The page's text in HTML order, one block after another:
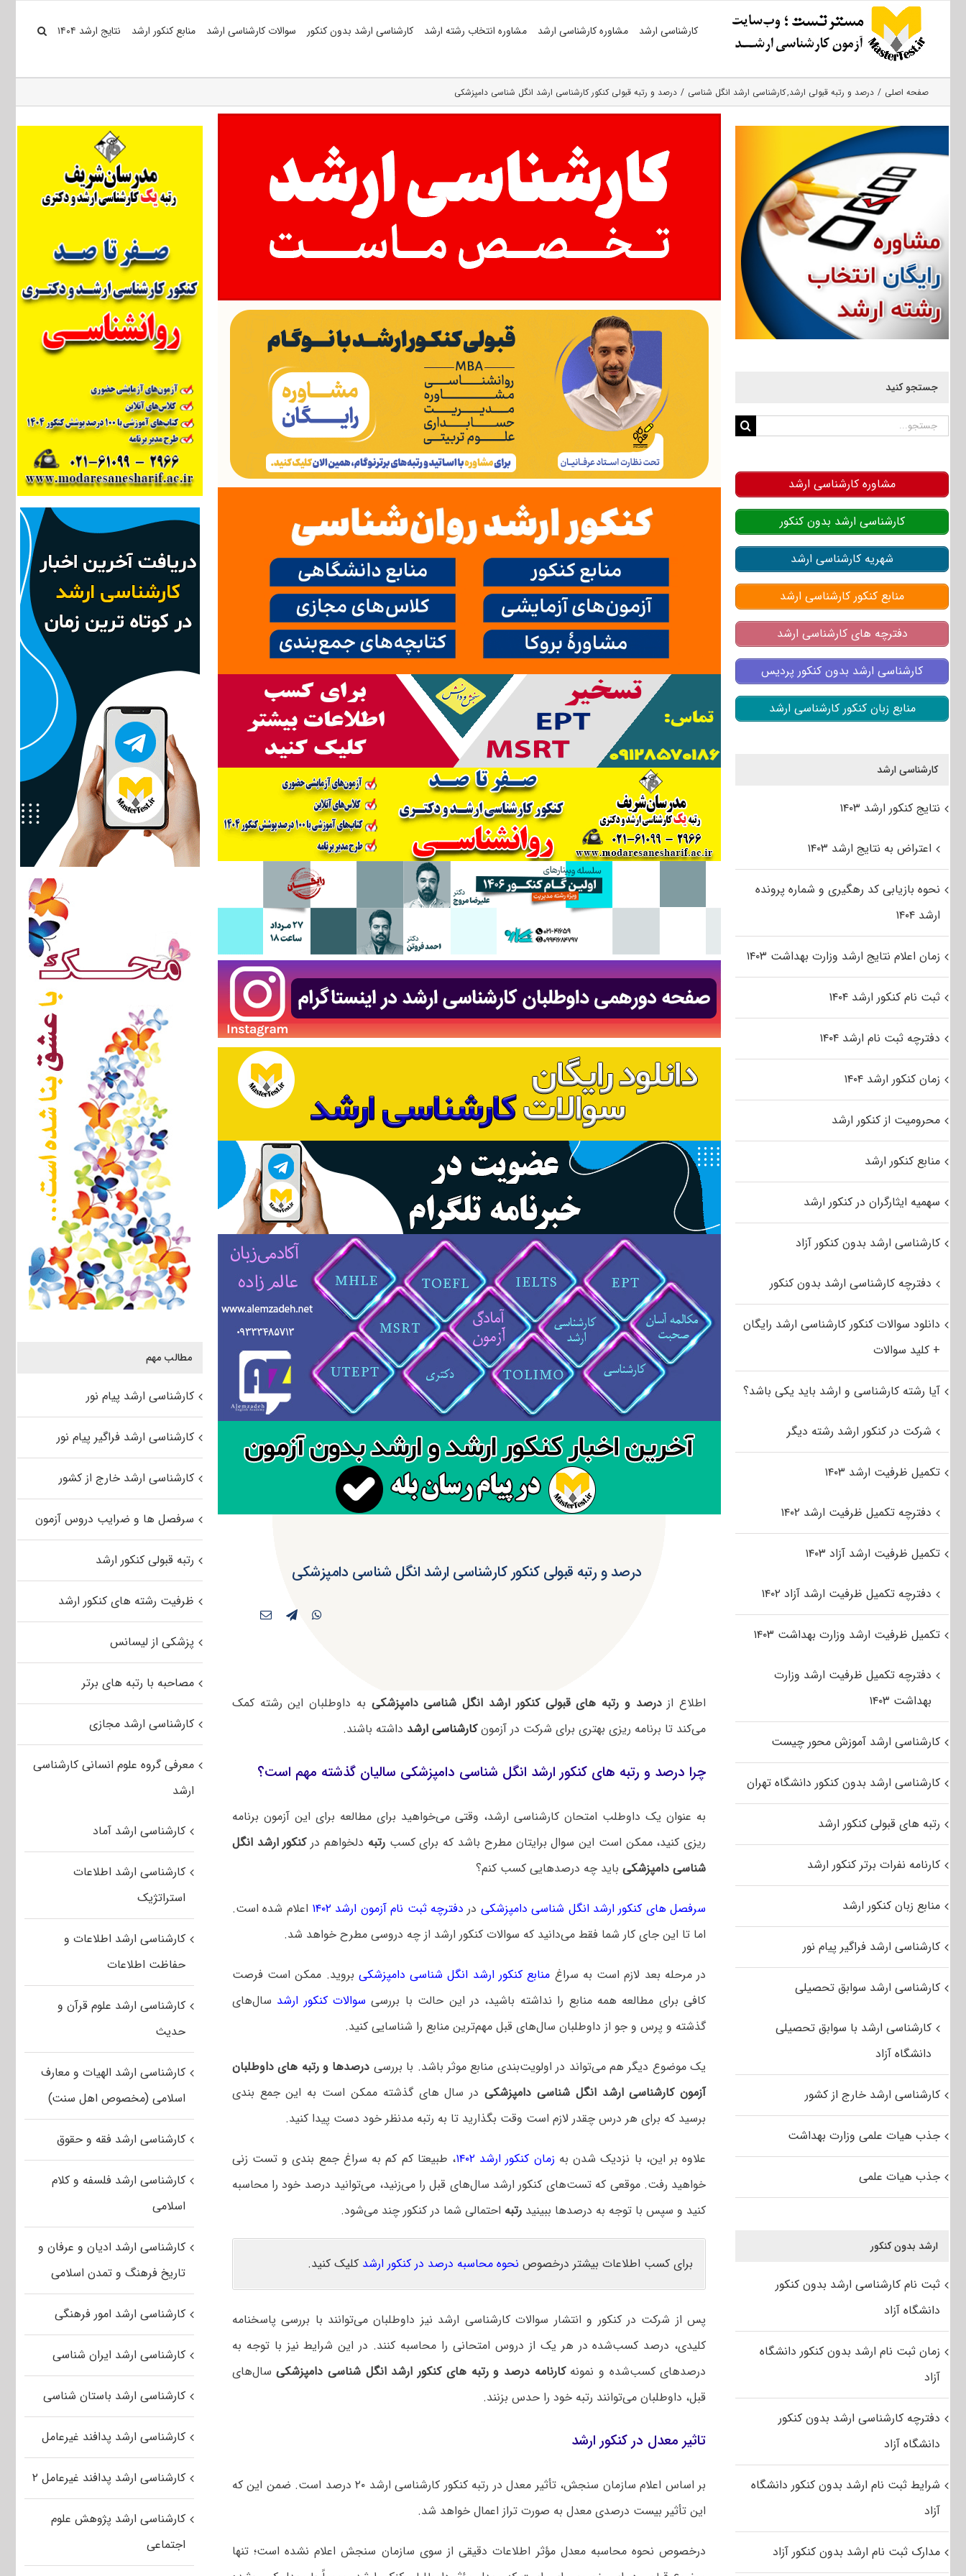
کارشناسی ارشد مشاوره کارشناسی ارشد مشاوره انتخاب رشته ارشد کارشناسی ارشد بدون کنکور سوالات کارشناسی ارشد منابع کنکور ارشد نتایج ارشد ۱۴۰۴
صفحه اصلی درصد و رتبه قبولی ارشد کارشناسی ارشد انگل شناسی درصد و رتبه قبولی کنکور کارشناسی ارشد انگل شناسی دامپزشکی
درصد و رتبه قبولی کنکور کارشناسی ارشد انگل شناسی دامپزشکی
اطلاع ازدرصد و رتبه های قبولی کنکور ارشد انگل شناسی دامپزشکی به داوطلبان این رشته کمک
می‌کند تا برنامه ریزی بهتری برای شرکت در آزمونکارشناسی ارشد داشته باشند.
چرا درصد و رتبه های کنکور ارشد انگل شناسی دامپزشکی سالیان گذشته مهم است؟
به عنوان یک داوطلب امتحان کارشناسی ارشد، وقتی می‌خواهید برای مطالعه برای این آزمون برنامه
ریزی کنید، ممکن است این سوال برایتان مطرح باشد که برای کسبرتبه دلخواهم درکنکور ارشد انگل
شناسی دامپزشکیباید چه درصدهایی کسب کنم؟
سرفصل های کنکور ارشد انگل شناسی دامپزشکی در دفترچه ثبت نام آزمون ارشد ۱۴۰۲
اعلام شده است.
اما تا این جای کار شما فقط می‌دانید که سوالات کنکور ارشد از چه دروسی مطرح خواهد شد.
در مرحله بعد لازم است به سراغ منابع کنکور ارشد انگل شناسی دامپزشکی بروید. ممکن است فرصت
کافی برای مطالعه همه منابع را نداشته باشید، در این حالت با بررسی سوالات کنکور ارشد سال‌های
گذشته و پرس و جو از داوطلبان سال‌های قبل مهم‌ترین منابع را شناسایی کنید.
یک موضوع دیگر هم می‌تواند در اولویت‌بندی منابع موثر باشد. با بررسی درصدها و رتبه های داوطلبان
آزمون کارشناسی ارشد انگل شناسی دامپزشکیدر سال های گذشته ممکن است به این جمع بندی
برسید که برای هر درس چقدر لازم است وقت بگذارید تا به رتبه مدنظر خود دست پیدا کنید.
علاوه بر این، با نزدیک شدن به زمان کنکور ارشد ۱۴۰۲
، طبیعتا کم کم به سراغ جمع بندی و تست زنی
خواهید رفت. موقعی که تست‌های کنکور ارشد سال‌های قبل را می‌زنید، می‌توانید درصد خود را محاسبه
کنید و سپس با توجه به درصدها ببینید رتبه احتمالی شما در کنکور چند می‌شود.
برای کسب اطلاعات بیشتر درخصوص نحوه محاسبه درصد در کنکور ارشد کلیک کنید.
پس از شرکت در کنکور و انتشار سوالات کارشناسی ارشد نیز داوطلبان می‌توانند با بررسی پاسخنامه
کلیدی، درصد کسب‌شده در هر یک از دروس امتحانی را محاسبه کنند. در این شرایط نیز با توجه به
درصدهای کسب‌شده و نمونهکارنامه درصد و رتبه های کنکور ارشد انگل شناسی دامپزشکیسال‌های
قبل، داوطلبان می‌توانند رتبه خود را حدس بزنند.
تاثیر معدل در کنکور ارشد
بر اساس اعلام سازمان سنجش، تأثیر معدل در رتبه کنکور کارشناسی ارشد ۲۰ درصد است. ضمن این که
این تأثیر بیست درصدی معدل به صورت تراز اعمال خواهد شد.
درخصوص نحوه محاسبه معدل مؤثر اطلاعات دقیقی از سوی سازمان سنجش اعلام نشده است؛ تنها
مطالب مهم
کارشناسی ارشد پیام نور
کارشناسی ارشد فراگیر پیام نور
کارشناسی ارشد خارج از کشور
سرفصل ها و ضرایب دروس آزمون
رتبه قبولی کنکور ارشد
ظرفیت رشته های کنکور ارشد
پزشکی از لیسانس
مصاحبه با رتبه های برتر
کارشناسی ارشد مجازی
معرفی گروه علوم انسانی کارشناسی
ارشد
کارشناسی ارشد آماد
کارشناسی ارشد اطلاعات
استراتژیک
کارشناسی ارشد اطلاعات و
حفاظت اطلاعات
کارشناسی ارشد علوم قرآن و
حدیث
کارشناسی ارشد الهیات و معارف
اسلامی (مخصوص اهل سنت)
کارشناسی ارشد فقه و حقوق
کارشناسی ارشد فلسفه و کلام
اسلامی
کارشناسی ارشد ادیان و عرفان و
تاریخ فرهنگ و تمدن اسلامی
کارشناسی ارشد امور فرهنگی
کارشناسی ارشد ایران شناسی
کارشناسی ارشد باستان شناسی
کارشناسی ارشد پدافند غیرعامل
کارشناسی ارشد پدافند غیرعامل ۲
کارشناسی ارشد پژوهش علوم
اجتماعی
جستجو کنید
جستجو
مشاوره کارشناسی ارشد
کارشناسی ارشد بدون کنکور
شهریه کارشناسی ارشد
منابع کنکور کارشناسی ارشد
دفترچه های کارشناسی ارشد
کارشناسی ارشد بدون کنکور پردیس
منابع زبان کنکور کارشناسی ارشد
کارشناسی ارشد
نتایج کنکور ارشد ۱۴۰۳
اعتراض به نتایج ارشد ۱۴۰۳
نحوه بازیابی کد رهگیری و شماره پرونده
ارشد ۱۴۰۴
زمان اعلام نتایج ارشد وزارت بهداشت ۱۴۰۳
ثبت نام کنکور ارشد ۱۴۰۴
دفترچه ثبت نام ارشد ۱۴۰۴
زمان کنکور ارشد ۱۴۰۴
محرومیت از کنکور ارشد
منابع کنکور ارشد
سهمیه ایثارگران در کنکور ارشد
کارشناسی ارشد بدون کنکور آزاد
دفترچه کارشناسی ارشد بدون کنکور
دانلود سوالات کنکور کارشناسی ارشد رایگان
+ کلید سوالات
آیا رشته کارشناسی و ارشد باید یکی باشد؟
شرکت در کنکور ارشد رشته دیگر
تکمیل ظرفیت ارشد ۱۴۰۳
دفترچه تکمیل ظرفیت ارشد ۱۴۰۲
تکمیل ظرفیت ارشد آزاد ۱۴۰۳
دفترچه تکمیل ظرفیت ارشد آزاد ۱۴۰۲
تکمیل ظرفیت ارشد وزارت بهداشت ۱۴۰۳
دفترچه تکمیل ظرفیت ارشد وزارت
بهداشت ۱۴۰۳
کارشناسی ارشد آموزش محور چیست
کارشناسی ارشد بدون کنکور دانشگاه تهران
رتبه های قبولی کنکور ارشد
کارنامه نفرات برتر کنکور ارشد
منابع زبان کنکور ارشد
کارشناسی ارشد فراگیر پیام نور
کارشناسی ارشد سوابق تحصیلی
کارشناسی ارشد با سوابق تحصیلی
دانشگاه آزاد
کارشناسی ارشد خارج از کشور
جذب هیات علمی وزارت بهداشت
جذب هیات علمی
ارشد بدون کنکور
ثبت نام کارشناسی ارشد بدون کنکور
دانشگاه آزاد
زمان ثبت نام ارشد بدون کنکور دانشگاه
آزاد
دفترچه کارشناسی ارشد بدون کنکور
دانشگاه آزاد
شرایط ثبت نام ارشد بدون کنکور دانشگاه
آزاد
مدارک ثبت نام ارشد بدون کنکور آزاد